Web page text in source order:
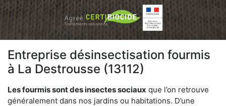
Entreprise désinsectisation fourmis
à La Destrousse (13112)
Les fourmis sont des insectes sociaux que l’on retrouve
généralement dans nos jardins ou habitations. D’une